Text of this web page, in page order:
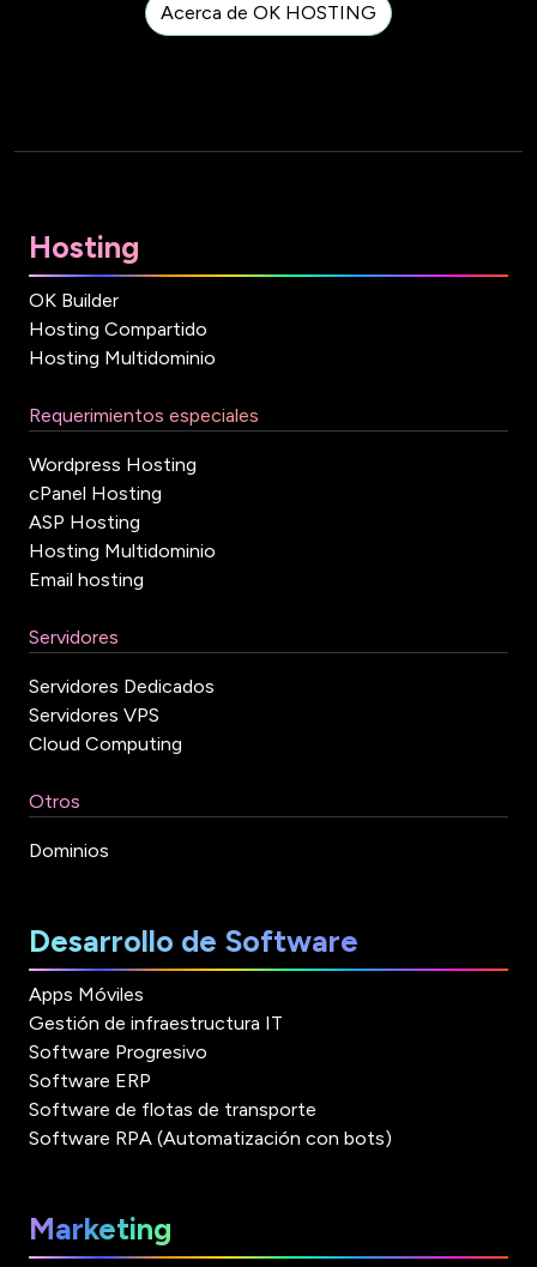
Acerca de OK HOSTING
Hosting
OK Builder
Hosting Compartido
Hosting Multidominio
Requerimientos especiales
Wordpress Hosting
cPanel Hosting
ASP Hosting
Hosting Multidominio
Email hosting
Servidores
Servidores Dedicados
Servidores VPS
Cloud Computing
Otros
Dominios
Desarrollo de Software
Apps Móviles
Gestión de infraestructura IT
Software Progresivo
Software ERP
Software de flotas de transporte
Software RPA (Automatización con bots)
Marketing